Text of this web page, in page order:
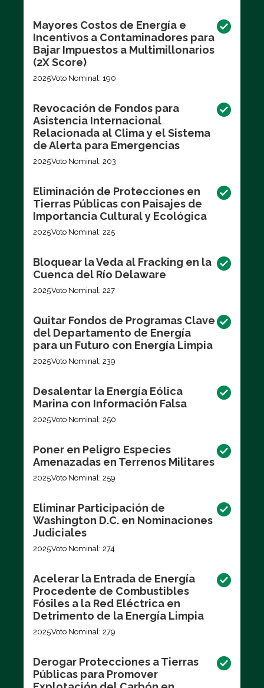
Mayores Costos de Energía e
Incentivos a Contaminadores para
Bajar Impuestos a Multimillonarios
(2X Score)
2025Voto Nominal: 190
Revocación de Fondos para
Asistencia Internacional
Relacionada al Clima y el Sistema
de Alerta para Emergencias
2025Voto Nominal: 203
Eliminación de Protecciones en
Tierras Públicas con Paisajes de
Importancia Cultural y Ecológica
2025Voto Nominal: 225
Bloquear la Veda al Fracking en la
Cuenca del Río Delaware
2025Voto Nominal: 227
Quitar Fondos de Programas Clave
del Departamento de Energía
para un Futuro con Energía Limpia
2025Voto Nominal: 239
Desalentar la Energía Eólica
Marina con Información Falsa
2025Voto Nominal: 250
Poner en Peligro Especies
Amenazadas en Terrenos Militares
2025Voto Nominal: 259
Eliminar Participación de
Washington D.C. en Nominaciones
Judiciales
2025Voto Nominal: 274
Acelerar la Entrada de Energía
Procedente de Combustibles
Fósiles a la Red Eléctrica en
Detrimento de la Energía Limpia
2025Voto Nominal: 279
Derogar Protecciones a Tierras
Públicas para Promover